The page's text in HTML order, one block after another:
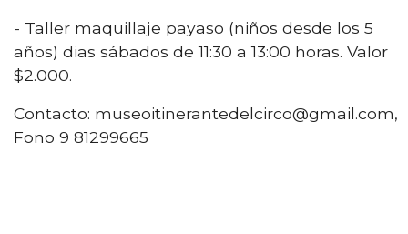
- Taller maquillaje payaso (niños desde los 5
años) dias sábados de 11:30 a 13:00 horas. Valor
$2.000.
Contacto: museoitinerantedelcirco@gmail.com,
Fono 9 81299665